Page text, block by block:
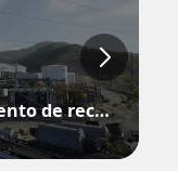
Luca ve potencial de crecimiento de recursos en Campo Morado